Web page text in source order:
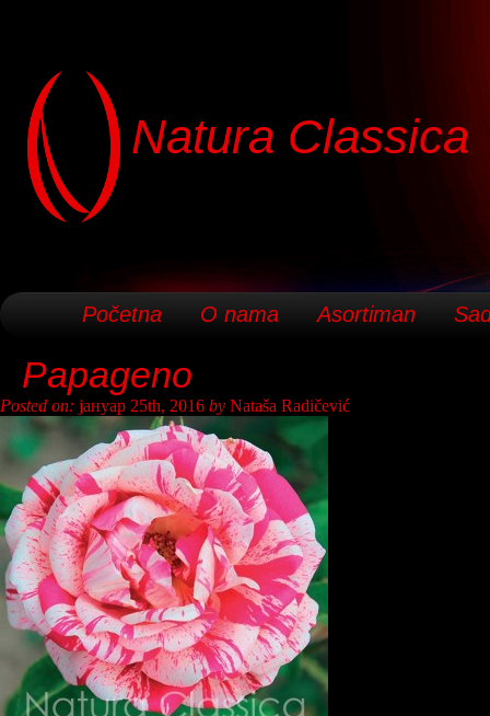
Natura Classica
Početna O nama Asortiman
Papageno
Posted on: јануар 25th, 2016 by Nataša Radičević